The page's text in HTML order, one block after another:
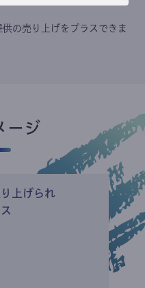
の売り上げをプラスできま
ージ
上げられ